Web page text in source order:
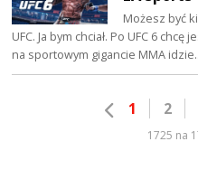
Możesz być
UFC. Ja bym chciał. Po UFC 6
na sportowym gigancie MMA
1 2
1725 na